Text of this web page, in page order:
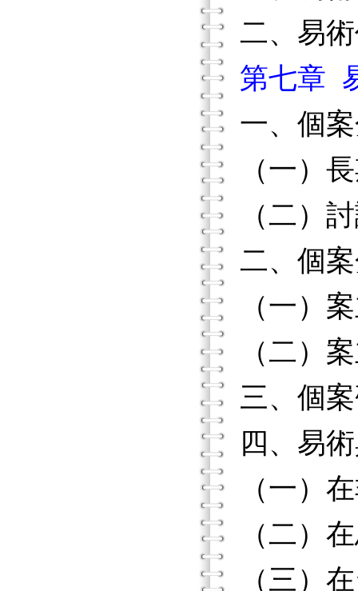
二、易
第七章
一、個
（一）
（二）
二、個
（一）
（二）
三、個
四、易
（一）
（二）
（三）